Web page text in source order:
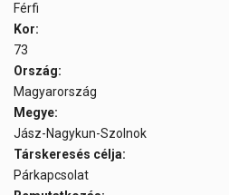
Férfi
Kor:
73
Ország:
Magyarország
Megye:
Jász-Nagykun-Szolnok
Társkeresés célja:
Párkapcsolat